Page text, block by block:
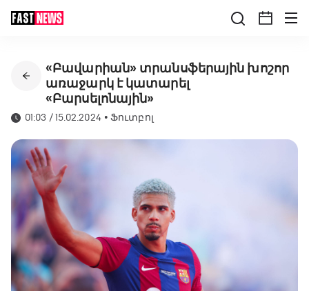
«Բավարիան» տրանսֆերային խոշոր
առաջարկ է կատարել
«Բարսելոնային»
01:03 / 15.02.2024 •Ֆուտբոլ